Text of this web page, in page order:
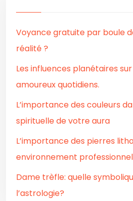
Voyance gratuite par boule
réalité ?
Les influences planétaires
amoureux quotidiens.
L’importance des couleurs
spirituelle de votre aura
L’importance des pierres
environnement professionnel
Dame trèfle: quelle
l’astrologie?